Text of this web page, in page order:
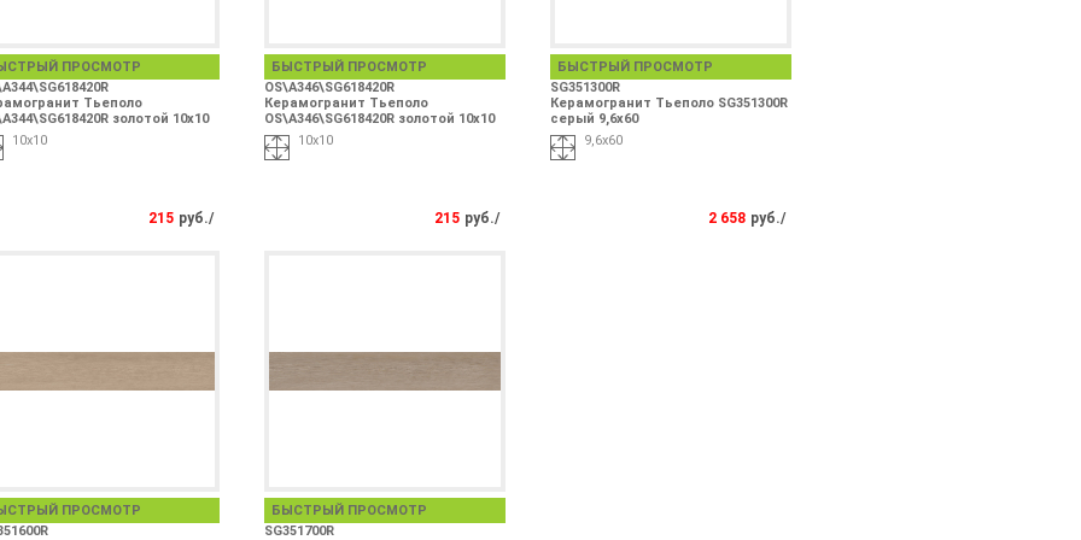
ПРОСМОТР
Тьеполо
золотой 10х10
10х10
215 руб./
БЫСТРЫЙ ПРОСМОТР
OS\A346\SG618420R
Керамогранит Тьеполо
OS\A346\SG618420R золотой 10х10
10х10
215 руб./
БЫСТРЫЙ ПРОСМОТР
SG351300R
Керамогранит Тьеполо SG351300R
серый 9,6x60
9,6x60
2 658 руб./
ПРОСМОТР
БЫСТРЫЙ ПРОСМОТР
SG351700R